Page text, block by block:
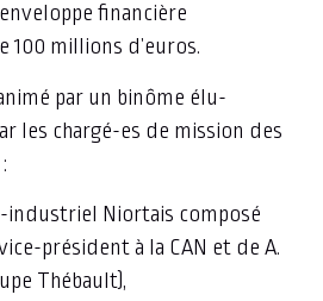
financière
100 millions d’euros.
par un binôme élu-
les chargé-es de mission des
industriel Niortais composé
président à la CAN et de A.
Thébault),